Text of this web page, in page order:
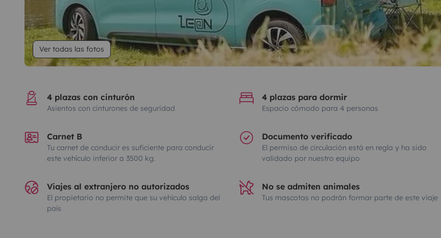
Ver todas las fotos
4 plazas con cinturón
Asientos con cinturones de seguridad
4 plazas para dormir
Espacio cómodo para 4 personas
Carnet B
Tu carnet de conducir es suficiente para conducir
este vehículo inferior a 3500 kg.
Documento verificado
El permiso de circulación está en regla y ha sido
validado por nuestro equipo
Viajes al extranjero no autorizados
El propietario no permite que su vehículo salga del
país
No se admiten animales
Tus mascotas no podrán formar parte de este viaje